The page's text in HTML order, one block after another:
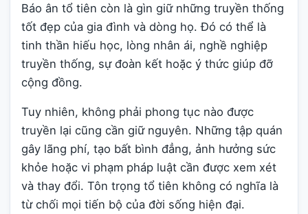
Báo ân tổ tiên còn là gìn giữ những truyền thống
tốt đẹp của gia đình và dòng họ. Đó có thể là
tinh thần hiếu học, lòng nhân ái, nghề nghiệp
truyền thống, sự đoàn kết hoặc ý thức giúp đỡ
cộng đồng.
Tuy nhiên, không phải phong tục nào được
truyền lại cũng cần giữ nguyên. Những tập quán
gây lãng phí, tạo bất bình đẳng, ảnh hưởng sức
khỏe hoặc vi phạm pháp luật cần được xem xét
và thay đổi. Tôn trọng tổ tiên không có nghĩa là
từ chối mọi tiến bộ của đời sống hiện đại.